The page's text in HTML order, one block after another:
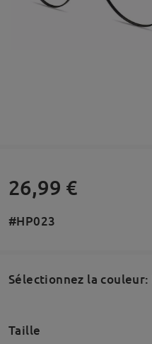
26,99 €
#HP023
Sélectionnez la couleur:
Taille